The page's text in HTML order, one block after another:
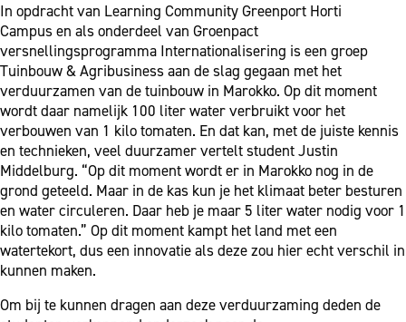
In opdracht van Learning Community Greenport Horti
Campusen als onderdeel van Groenpact
versnellingsprogramma Internationalisering is een groep
Tuinbouw & Agribusiness aan de slag gegaan met het
verduurzamen van de tuinbouw in Marokko. Op dit moment
wordt daar namelijk 100 liter water verbruikt voor het
verbouwen van 1 kilo tomaten. En dat kan, met de juiste kennis
en technieken, veel duurzamer vertelt student Justin
Middelburg. “Op dit moment wordt er in Marokko nog in de
grond geteeld. Maar in de kas kun je het klimaat beter besturen
en water circuleren. Daar heb je maar 5 liter water nodig voor 1
kilo tomaten.” Op dit moment kampt het land met een
watertekort, dus een innovatie als deze zou hier echt verschil in
kunnen maken.
Om bij te kunnen dragen aan deze verduurzaming deden de